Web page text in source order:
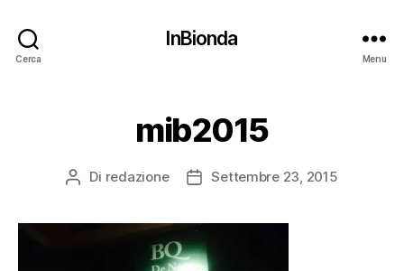
Cerca
InBionda
Menu
mib2015
Autore
Di redazione
DataSettembre 23, 2015